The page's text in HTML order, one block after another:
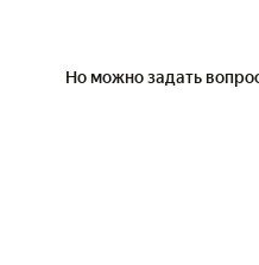
Но можно задать